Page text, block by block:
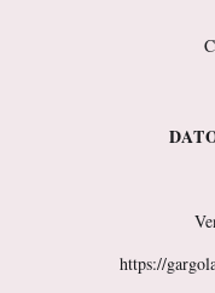
https://